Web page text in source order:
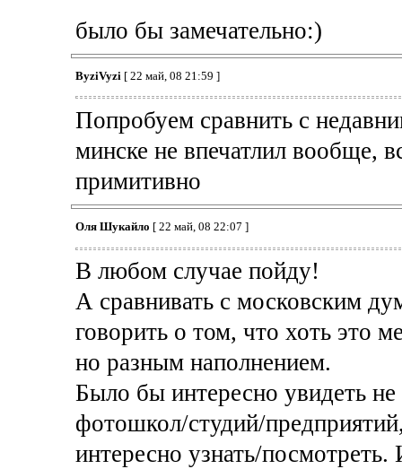
было бы замечательно:)
ByziVyzi [ 22 май, 08 21:59 ]
Попробуем сравнить с
минске не впечатлил вообще,
примитивно
Оля Шукайло [ 22 май, 08 22:07 ]
В любом случае пойду!
А сравнивать с московским
говорить о том, что хоть это
но разным наполнением.
Было бы интересно увидеть
фотошкол/студий/
интересно узнать/